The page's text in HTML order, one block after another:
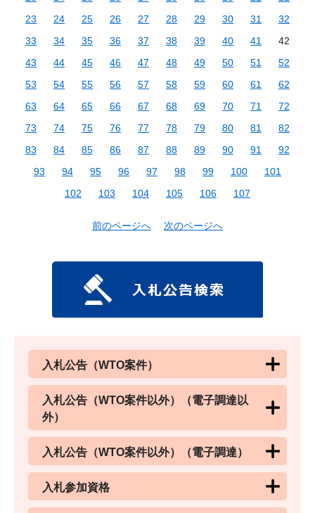
23
24 25 26 27 28 29 30 31
32
33
34 35 36 37 38 39 40 41
42
43
44 45 46 47 48 49 50 51
52
53
54 55 56 57 58 59 60 61
62
63
64 65 66 67 68 69 70 71
72
73
74 75 76 77 78 79 80 81
82
83
84 85 86 87 88 89 90 91
92
93
94 95 96 97 98 99 100
101
102
103 104 105 106 107
前のページへ 次のページへ
入札公告（WTO案件）
入札公告（WTO案件以外）（電子調達以
外）
入札公告（WTO案件以外）（電子調達）
入札参加資格